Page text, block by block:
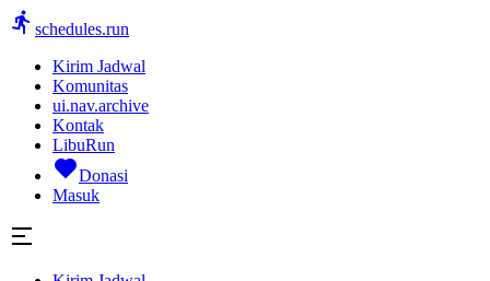
schedules.run
Kirim Jadwal
Komunitas
ui.nav.archive
Kontak
LibuRun
Donasi
Masuk